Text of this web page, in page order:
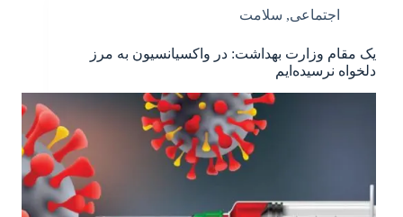
اجتماعی, سلامت
یک مقام وزارت بهداشت: در واکسیانسیون به مرز
دلخواه نرسیده‌ایم